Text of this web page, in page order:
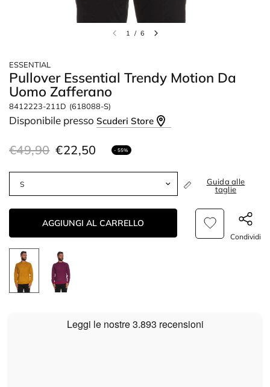
1 / 6
ESSENTIAL
Pullover Essential Trendy Motion Da
Uomo Zafferano
8412223-211D (618088-S)
Disponibile pressoScuderi Store
€49,90 €22,50 - 55%
Guida alle
taglie
AGGIUNGI AL CARRELLO
Condividi